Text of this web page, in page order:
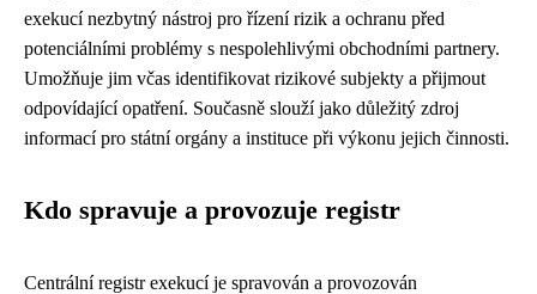
exekucí nezbytný nástroj pro řízení rizik a ochranu před
potenciálními problémy s nespolehlivými obchodními partnery.
Umožňuje jim včas identifikovat rizikové subjekty a přijmout
odpovídající opatření. Současně slouží jako důležitý zdroj
informací pro státní orgány a instituce při výkonu jejich činnosti.
Kdo spravuje a provozuje registr
Centrální registr exekucí je spravován a provozován